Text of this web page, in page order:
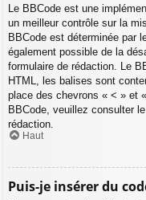
Le BBCode est une
un meilleur contrôle sur la
BBCode est déterminée par
également possible de la
formulaire de rédaction. Le
HTML, les balises sont
place des chevrons « < » et
BBCode, veuillez consulter
rédaction.
Haut
Puis-je insérer du